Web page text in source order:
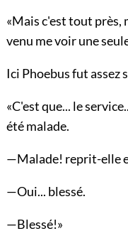
«Mais c'est tout près,
venu me voir une
Ici Phoebus fut assez
«C'est que... le
été malade.
—Malade! reprit-elle
—Oui... blessé.
—Blessé!»